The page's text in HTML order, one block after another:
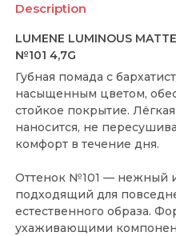
Description
LUMENE LUMINOUS
№101 4,7G
Губная помада с
насыщенным цветом,
стойкое покрытие.
наносится, не
комфорт в течение дня.
Оттенок №101 — нежный
подходящий для
естественного образа.
ухаживающими